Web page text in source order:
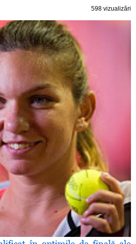
598 vizualizări